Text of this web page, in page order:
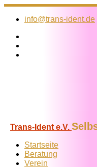
Zum
Inhalt
info@trans-ident.de
Trans-Ident e.V.
Startseite
Beratung
Verein